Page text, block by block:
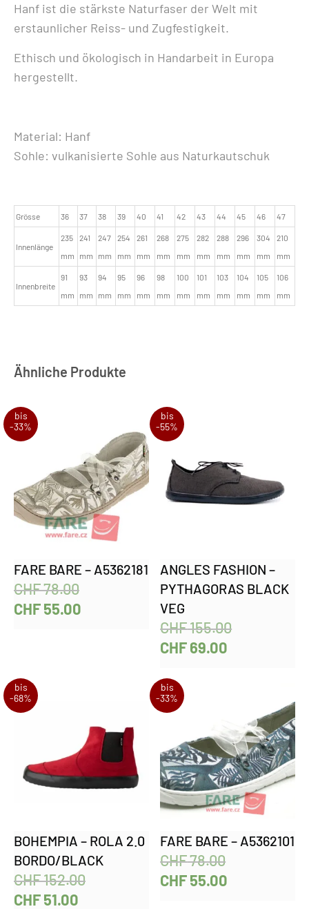
Hanf ist die stärkste Naturfaser der Welt mit
erstaunlicher Reiss- und Zugfestigkeit.
Ethisch und ökologisch in Handarbeit in Europa
hergestellt.
Material: Hanf
Sohle: vulkanisierte Sohle aus Naturkautschuk
Grösse 36 37 38 39 40 41 42 43 44 45 46 47
Innenlänge
235
mm
241
mm
247
mm
254
mm
261
mm
268
mm
275
mm
282
mm
288
mm
296
mm
304
mm
210
mm
Innenbreite
91
mm
93
mm
94
mm
95
mm
96
mm
98
mm
100
mm
101
mm
103
mm
104
mm
105
mm
106
mm
Ähnliche Produkte
bis
-33%
FARE BARE – A5362181
CHF78.00
CHF55.00
bis
-55%
ANGLES FASHION –
PYTHAGORAS BLACK
VEG
CHF155.00
CHF69.00
bis
-68%
BOHEMPIA – ROLA 2.0
BORDO/BLACK
CHF152.00
CHF51.00
bis
-33%
FARE BARE – A5362101
CHF78.00
CHF55.00